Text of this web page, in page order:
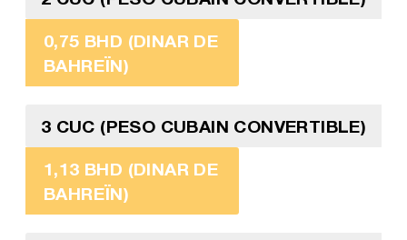
0,75 BHD (DINAR DE
BAHREÏN)
3 CUC (PESO CUBAIN CONVERTIBLE)
1,13 BHD (DINAR DE
BAHREÏN)